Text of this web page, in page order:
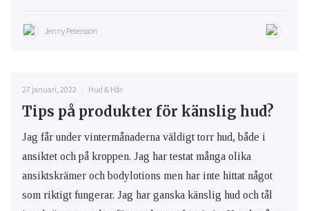
Jenny Petersson
27 januari, 2022 Hud & Hår
Tips på produkter för känslig hud?
Jag får under vintermånaderna väldigt torr hud, både i
ansiktet och på kroppen. Jag har testat många olika
ansiktskrämer och bodylotions men har inte hittat något
som riktigt fungerar. Jag har ganska känslig hud och tål